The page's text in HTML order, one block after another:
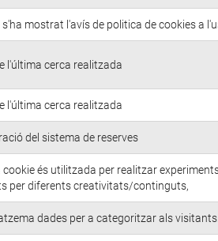
mostrat l'avís de politica de cookies a
l'última cerca realitzada
l'última cerca realitzada
del sistema de reserves
cookie és utilitzada per realitzar
per diferents creativitats/continguts,
dades per a categoritzar als visitants.